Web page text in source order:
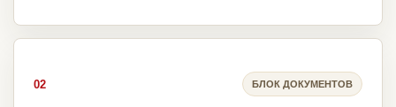
02 БЛОК ДОКУМЕНТОВ